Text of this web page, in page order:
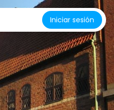
Iniciar sesión